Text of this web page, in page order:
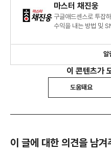
마스터 채진웅
구글애드센스로 투잡
수익을 내는 방법 및
알
이 콘텐츠가
도움돼요
이 글에 대한 의견을 남겨